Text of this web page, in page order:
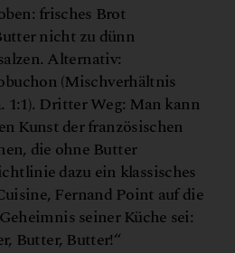
frisches Brot
nicht zu dünn
Alternativ:
(Mischverhältnis
1:1). Dritter Weg: Man kann
Kunst der französischen
die ohne Butter
dazu ein klassisches
Fernand Point auf die
seiner Küche sei:
Butter, Butter!“